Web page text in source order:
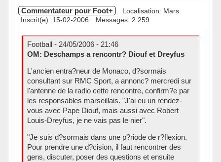
Commentateur pour Foot+
Localisation: Mars
Inscrit(e): 15-02-2006
Messages: 2 259
Football - 24/05/2006 - 21:46
OM: Deschamps a rencontr? Diouf et Dreyfus
L'ancien entra?neur de Monaco, d?sormais
consultant sur RMC Sport, a annonc? mercredi sur
l'antenne de la radio cette rencontre, confirm?e par
les responsables marseillais. "J'ai eu un rendez-
vous avec Pape Diouf, mais aussi avec Robert
Louis-Dreyfus, je ne vais pas le nier".
"Je suis d?sormais dans une p?riode de r?flexion.
Pour prendre une d?cision, il faut rencontrer des
gens, discuter, poser des questions et ensuite